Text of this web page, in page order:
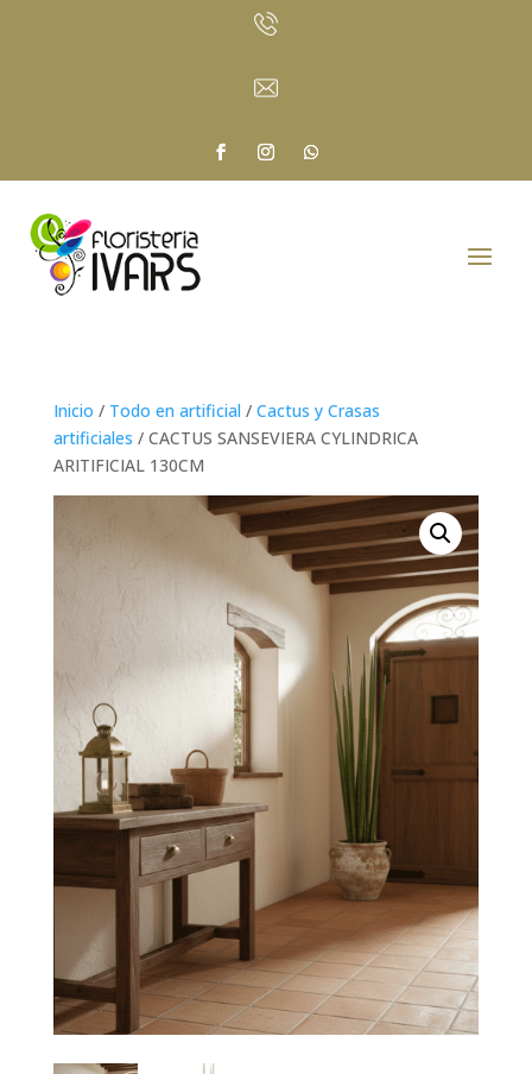
Inicio / Todo en artificial / Cactus y Crasas
artificiales / CACTUS SANSEVIERA CYLINDRICA
ARITIFICIAL 130CM